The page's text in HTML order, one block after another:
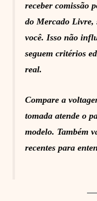
receber comissão
do Mercado Livre,
você. Isso não
seguem critérios
real.
Compare a
tomada atende o
modelo. Também
recentes para